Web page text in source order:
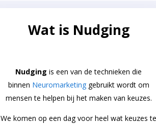
Wat is Nudging
Nudging is een van de technieken die
binnen Neuromarketinggebruikt wordt om
mensen te helpen bij het maken van keuzes.
We komen op een dag voor heel wat keuzes